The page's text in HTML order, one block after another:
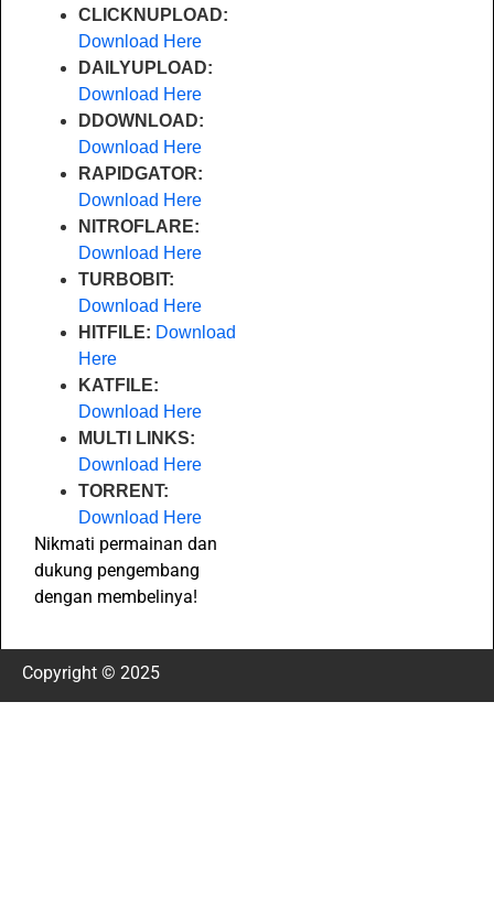
CLICKNUPLOAD:
Download Here
DAILYUPLOAD:
Download Here
DDOWNLOAD:
Download Here
RAPIDGATOR:
Download Here
NITROFLARE:
Download Here
TURBOBIT:
Download Here
HITFILE: Download
Here
KATFILE:
Download Here
MULTI LINKS:
Download Here
TORRENT:
Download Here
Nikmati permainan dan
dukung pengembang
dengan membelinya!
Copyright © 2025